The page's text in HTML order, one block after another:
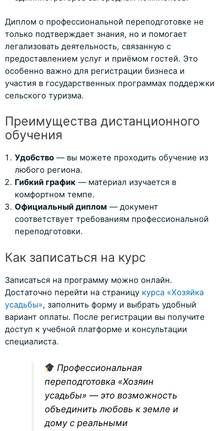
Диплом о профессиональной переподготовке не
только подтверждает знания, но и помогает
легализовать деятельность, связанную с
предоставлением услуг и приёмом гостей. Это
особенно важно для регистрации бизнеса и
участия в государственных программах поддержки
сельского туризма.
Преимущества дистанционного
обучения
Удобство — вы можете проходить обучение из
любого региона.
Гибкий график — материал изучается в
комфортном темпе.
Официальный диплом — документ
соответствует требованиям профессиональной
переподготовки.
Как записаться на курс
Записаться на программу можно онлайн.
Достаточно перейти на страницу курса «Хозяйка
усадьбы», заполнить форму и выбрать удобный
вариант оплаты. После регистрации вы получите
доступ к учебной платформе и консультации
специалиста.
Профессиональная
переподготовка «Хозяин
усадьбы» — это возможность
объединить любовь к земле и
дому с реальными